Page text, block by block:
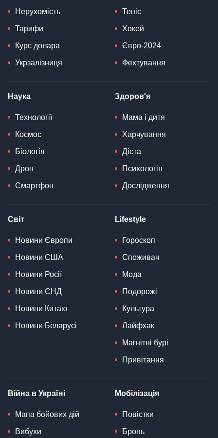
Нерухомість
Тарифи
Курс долара
Укрзалізниця
Теніс
Хокей
Євро-2024
Фехтування
Наука
Технології
Космос
Біологія
Дрон
Смартфон
Здоров'я
Мама і дитя
Харчування
Дієта
Психологія
Дослідження
Світ
Новини Європи
Новини США
Новини Росії
Новини СНД
Новини Китаю
Новини Беларусі
Lifestyle
Гороскоп
Споживач
Мода
Подорожі
Культура
Лайфхак
Магнітні бурі
Привітання
Війна в Україні
Мапа бойових дій
Вибухи
Мобілізація
Повістки
Бронь